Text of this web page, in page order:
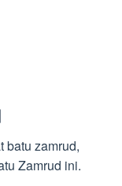
batu zamrud,
Zamrud ini.